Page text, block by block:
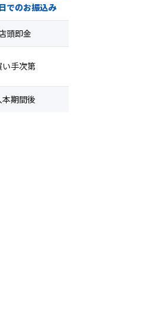
でのお振込み
頭即金
い手次第
本期間後